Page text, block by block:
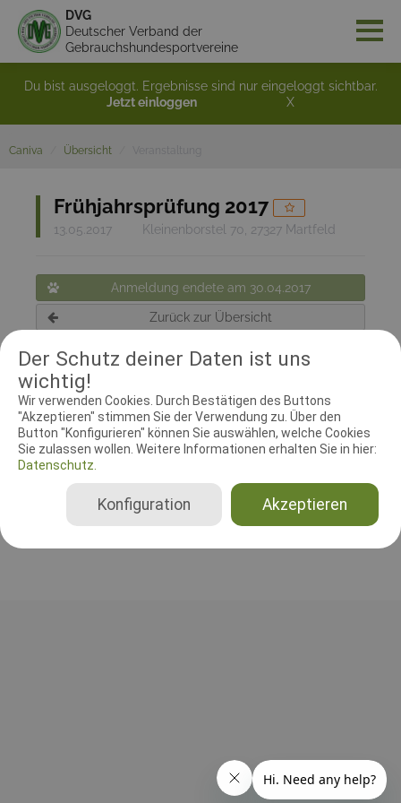
Der Schutz deiner Daten ist uns
wichtig!
Wir verwenden Cookies. Durch Bestätigen des Buttons
"Akzeptieren" stimmen Sie der Verwendung zu. Über den
Button "Konfigurieren" können Sie auswählen, welche Cookies
Sie zulassen wollen. Weitere Informationen erhalten Sie in hier:
Datenschutz.
Akzeptieren
Konfiguration
DVG
Deutscher Verband der
Gebrauchshundesportvereine
Du bist ausgeloggt. Ergebnisse sind nur eingeloggt sichtbar.
Jetzt einloggen
X
Caniva Übersicht
Frühjahrsprüfung 2017
13.05.2017 Kleinenborstel 70, 27327 Martfeld
Anmeldung endete am 30.04.2017
Zurück zur Übersicht
RICHTER UND HELFER
Leistungsrichter
Ralf Panzlaff